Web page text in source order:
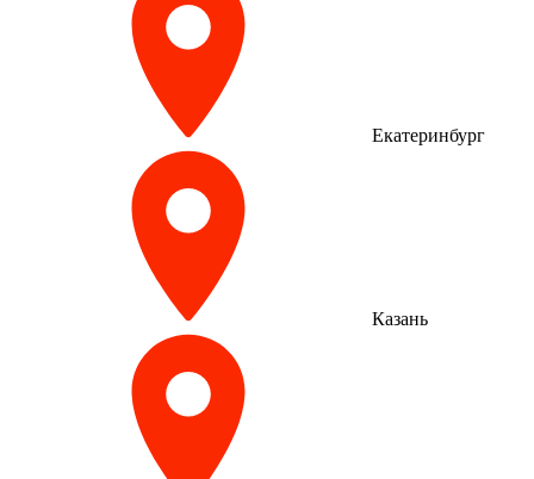
Екатеринбург
Казань